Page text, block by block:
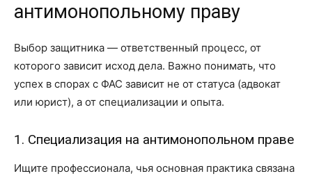
антимонопольному праву
Выбор защитника — ответственный процесс, от
которого зависит исход дела. Важно понимать, что
успех в спорах с ФАС зависит не от статуса (адвокат
или юрист), а от специализации и опыта.
1. Специализация на антимонопольном праве
Ищите профессионала, чья основная практика связана